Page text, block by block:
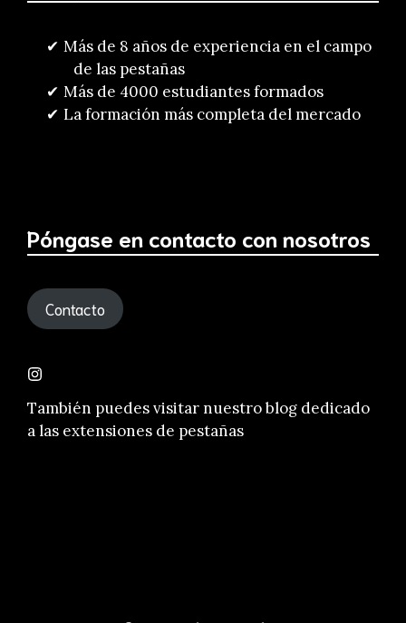
Más de 8 años de experiencia en el campo
de las pestañas
Más de 4000 estudiantes formados
La formación más completa del mercado
Póngase en contacto con nosotros
Contacto
También puedes visitar nuestroblog dedicado
a las extensiones de pestañas